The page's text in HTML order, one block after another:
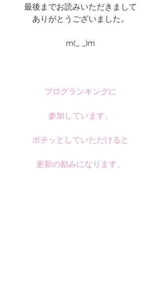
最後までお読みいただきまして
ありがとうございました。
m(_ _)m
ブログランキングに
参加しています。
ポチッとしていただけると
更新の励みになります。